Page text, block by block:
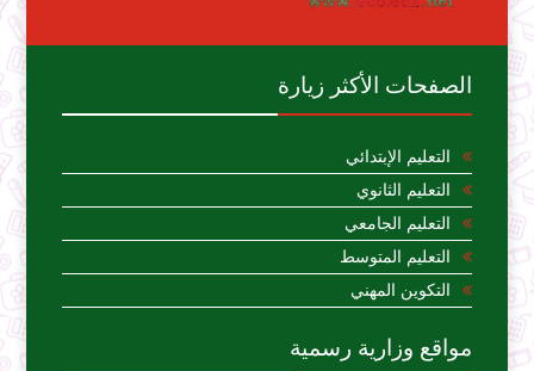
الصفحات الأكثر زيارة
التعليم الإبتدائي
التعليم الثانوي
التعليم الجامعي
التعليم المتوسط
التكوين المهني
مواقع وزارية رسمية